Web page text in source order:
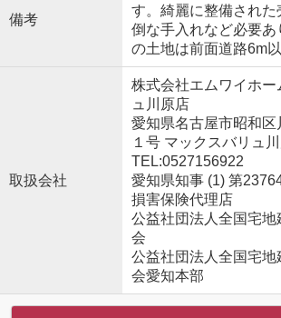
備考
す。綺麗に整備され
倒な手入れなど必要あ
の土地は前面道路6m以
取扱会社
株式会社エムワイホ
ュ川原店
愛知県名古屋市昭和
１号 マックスバリュ
TEL:0527156922
愛知県知事 (1) 第
損害保険代理店
公益社団法人全国宅
会
公益社団法人全国宅
会愛知本部